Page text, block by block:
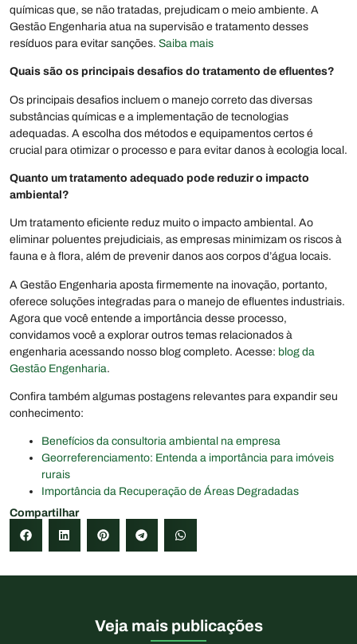
químicas que, se não tratadas, prejudicam o meio ambiente. A
Gestão Engenharia atua na supervisão e tratamento desses
resíduos para evitar sanções. Saiba mais
Quais são os principais desafios do tratamento de efluentes?
Os principais desafios incluem o manejo correto das diversas
substâncias químicas e a implementação de tecnologias
adequadas. A escolha dos métodos e equipamentos certos é
crucial para otimizar o processo e para evitar danos à ecologia local.
Quanto um tratamento adequado pode reduzir o impacto
ambiental?
Um tratamento eficiente reduz muito o impacto ambiental. Ao
eliminar poluentes prejudiciais, as empresas minimizam os riscos à
fauna e à flora, além de prevenir danos aos corpos d’água locais.
A Gestão Engenharia aposta firmemente na inovação, portanto,
oferece soluções integradas para o manejo de efluentes industriais.
Agora que você entende a importância desse processo,
convidamos você a explorar outros temas relacionados à
engenharia acessando nosso blog completo. Acesse: blog da
Gestão Engenharia.
Confira também algumas postagens relevantes para expandir seu
conhecimento:
Benefícios da consultoria ambiental na empresa
Georreferenciamento: Entenda a importância para imóveis
rurais
Importância da Recuperação de Áreas Degradadas
Compartilhar
Veja mais publicações